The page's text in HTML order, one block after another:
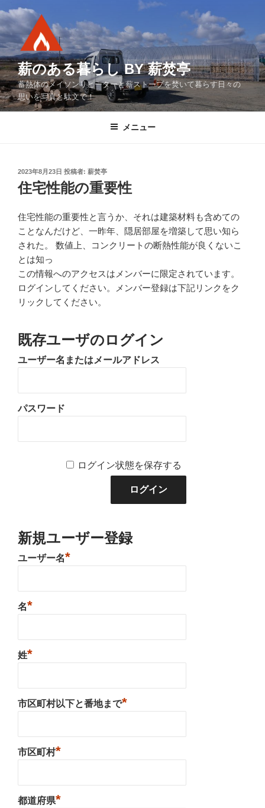
ン
テ
ン
ツ
へ
ス
キ
薪のある暮らし BY 薪焚亭
蓄熱体のメイソンリヒーターと薪ストーブを焚いて暮らす日々の
思いを写真と駄文で！
メニュー
投
稿
日:
2023年8月23日 投稿者: 薪焚亭
住宅性能の重要性
住宅性能の重要性と言うか、それは建築材料も含めての
ことなんだけど、一昨年、隠居部屋を増築して思い知ら
された。 数値上、コンクリートの断熱性能が良くないこ
とは知っ
この情報へのアクセスはメンバーに限定されています。
ログインしてください。メンバー登録は下記リンクをク
リックしてください。
既存ユーザのログイン
ユーザー名またはメールアドレス
パスワード
ログイン状態を保存する
新規ユーザー登録
ユーザー名*
名*
姓*
市区町村以下と番地まで*
市区町村*
都道府県*